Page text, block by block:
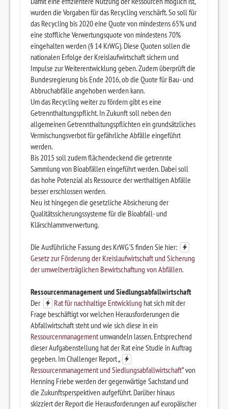
wurden die Vorgaben für das Recycling verschärft. So soll für
das Recycling bis 2020 eine Quote von mindestens 65% und
eine stoffliche Verwertungsquote von mindestens 70%
eingehalten werden (§ 14 KrWG). Diese Quoten sollen die
nationalen Erfolge der Kreislaufwirtschaft sichern und
Impulse zur Weiterentwicklung geben. Zudem überprüft die
Bundesregierung bis Ende 2016, ob die Quote für Bau- und
Abbruchabfälle angehoben werden kann.
Um das Recycling weiter zu fördern gibt es eine
Getrennthaltungspflicht. In Zukunft soll neben den
allgemeinen Getrennthaltungspflichten ein grundsätzliches
Vermischungsverbot für gefährliche Abfälle eingeführt
werden.
Bis 2015 soll zudem flächendeckend die getrennte
Sammlung von Bioabfällen eingeführt werden. Dabei soll
das hohe Potenzial als Ressource der werthaltigen Abfälle
besser erschlossen werden.
Neu ist hingegen die gesetzliche Absicherung der
Qualitätssicherungssysteme für die Bioabfall- und
Klärschlammverwertung.
Die Ausführliche Fassung des KrWG'S finden Sie hier:
Gesetz zur Förderung der Kreislaufwirtschaft und Sicherung
der umweltverträglichen Bewirtschaftung von Abfällen.
Ressourcenmanagement und Siedlungsabfallwirtschaft
Der
Rat für nachhaltige Entwicklung hat sich mit der
Frage beschäftigt vor welchen Herausforderungen die
Abfallwirtschaft steht und wie sich diese in ein
Ressourcenmanagementumwandeln lassen. Entsprechend
dieser Aufgabenstellung hat der Rat eine Studie in Auftrag
gegeben. Im Challenger Report „
Ressourcenmanagement und Siedlungsabfallwirtschaft“von
Henning Friebe werden der gegenwärtige Sachstand und
die Zukunftsperspektiven aufgeführt. Darüber hinaus
skizziert der Report die Herausforderungen auf europäischer